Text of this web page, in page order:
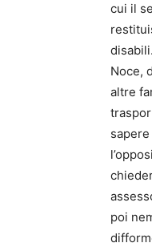
cui il
Noce,
altre
poi